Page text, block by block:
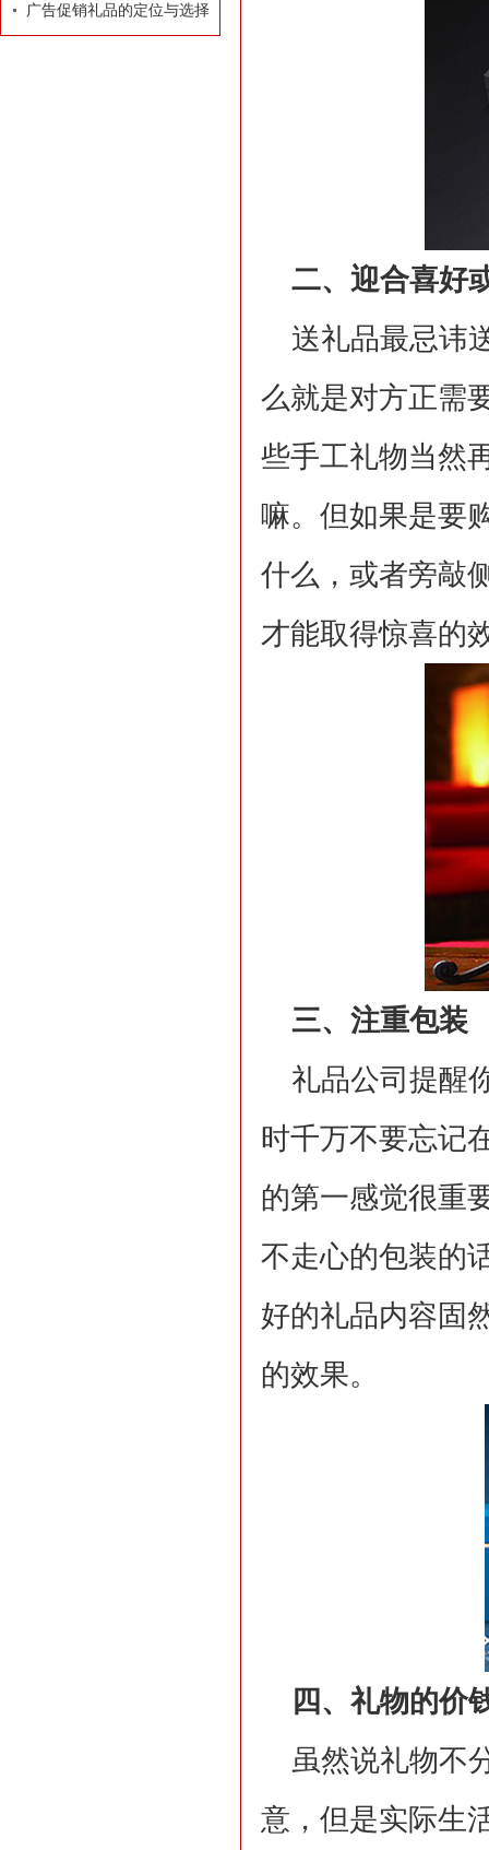
计订做吗？
理名片
广告促销礼品的定位与选择
二、迎合喜好
送礼品最忌讳
么就是对方正需
些手工礼物当然
嘛。但如果是要
什么，或者旁敲
才能取得惊喜的
三、注重包装
礼品公司提醒
时千万不要忘记
的第一感觉很重
不走心的包装的
好的礼品内容固
的效果。
四、礼物的价
虽然说礼物不
意，但是实际生